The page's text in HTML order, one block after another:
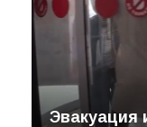
Эвакуация